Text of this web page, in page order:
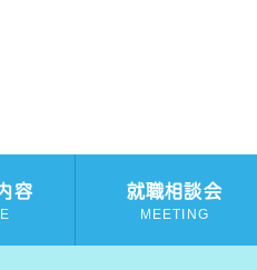
容 就職相談会
MEETING